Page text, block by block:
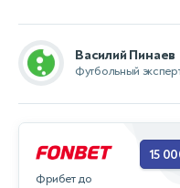
Василий Пинаев
Футбольный
Фрибет до
15